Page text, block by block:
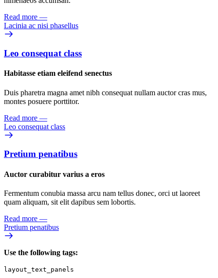
Read more —
Lacinia ac nisi phasellus
Leo consequat class
Habitasse etiam eleifend senectus
Duis pharetra magna amet nibh consequat nullam auctor cras mus,
montes posuere porttitor.
Read more —
Leo consequat class
Pretium penatibus
Auctor curabitur varius a eros
Fermentum conubia massa arcu nam tellus donec, orci ut laoreet
quam aliquam, sit elit dapibus sem lobortis.
Read more —
Pretium penatibus
Use the following tags:
layout_text_panels